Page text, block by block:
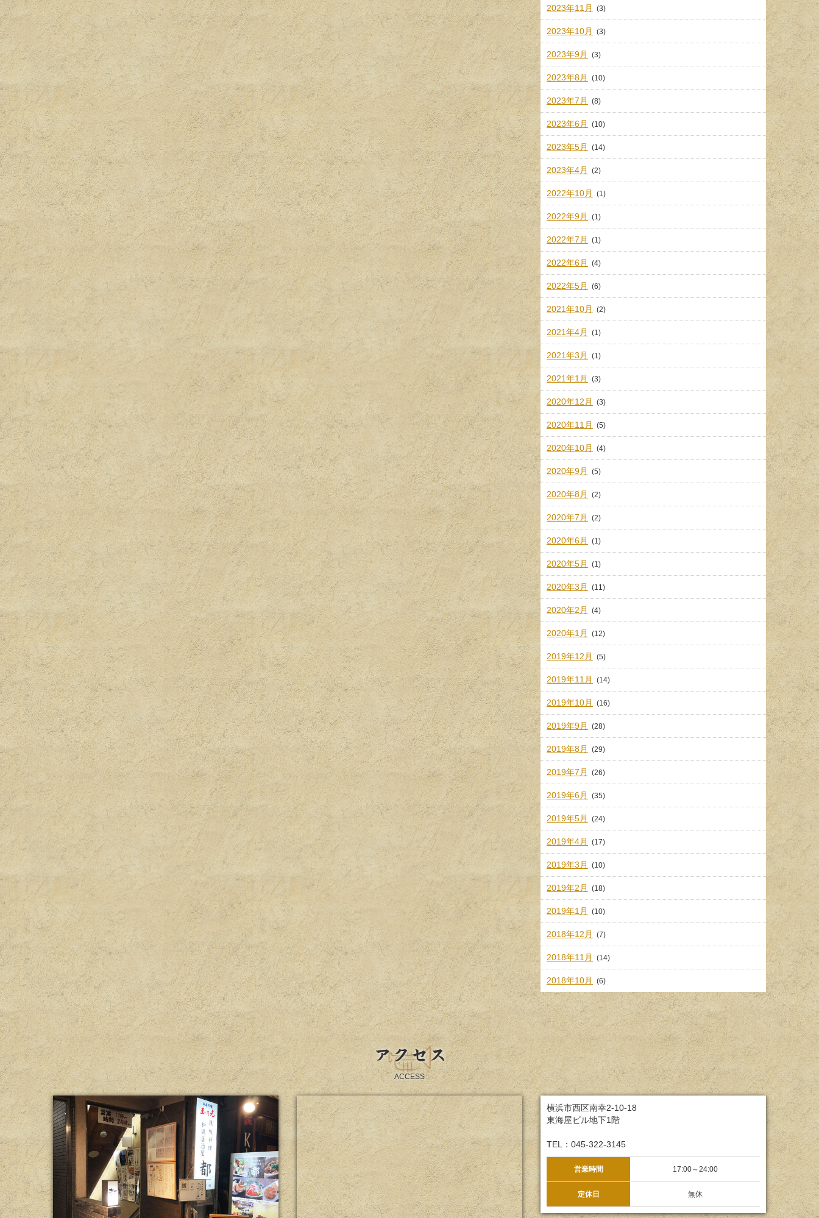
2023年11月 (3)
2023年10月 (3)
2023年9月 (3)
2023年8月 (10)
2023年7月 (8)
2023年6月 (10)
2023年5月 (14)
2023年4月 (2)
2022年10月 (1)
2022年9月 (1)
2022年7月 (1)
2022年6月 (4)
2022年5月 (6)
2021年10月 (2)
2021年4月 (1)
2021年3月 (1)
2021年1月 (3)
2020年12月 (3)
2020年11月 (5)
2020年10月 (4)
2020年9月 (5)
2020年8月 (2)
2020年7月 (2)
2020年6月 (1)
2020年5月 (1)
2020年3月 (11)
2020年2月 (4)
2020年1月 (12)
2019年12月 (5)
2019年11月 (14)
2019年10月 (16)
2019年9月 (28)
2019年8月 (29)
2019年7月 (26)
2019年6月 (35)
2019年5月 (24)
2019年4月 (17)
2019年3月 (10)
2019年2月 (18)
2019年1月 (10)
2018年12月 (7)
2018年11月 (14)
2018年10月 (6)
アクセス
ACCESS
横浜市西区南幸2-10-18
東海屋ビル地下1階
TEL：045-322-3145
営業時間 17:00～24:00
定休日 無休